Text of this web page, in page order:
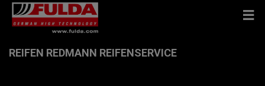
REIFEN REDMANN REIFENSERVICE